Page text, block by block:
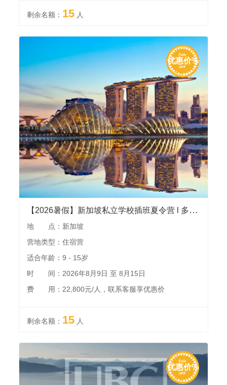
剩余名额： 15 人
优惠价%
【2026暑假】新加坡私立学校插班夏令营 l 多次发团执行经验，国立大学访校，科学馆，滨海堤坝，全天畅玩环球影城，游览鱼尾狮等景点
地 点：新加坡
营地类型：住宿营
适合年龄：9 - 15岁
时 间：2026年8月9日 至 8月15日
费 用：22,800元/人，联系客服享优惠价
剩余名额： 15 人
优惠价%